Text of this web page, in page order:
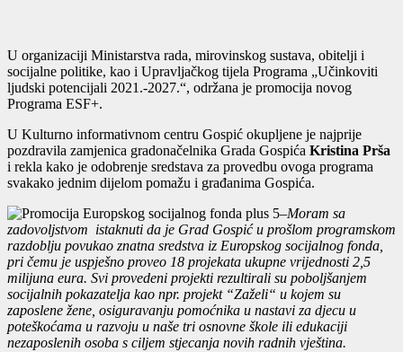
U organizaciji Ministarstva rada, mirovinskog sustava, obitelji i
socijalne politike, kao i Upravljačkog tijela Programa „Učinkoviti
ljudski potencijali 2021.-2027.“, održana je promocija novog
Programa ESF+.
U Kulturno informativnom centru Gospić okupljene je najprije
pozdravila zamjenica gradonačelnika Grada Gospića Kristina Prša
i rekla kako je odobrenje sredstava za provedbu ovoga programa
svakako jednim dijelom pomažu i građanima Gospića.
–Moram sa
zadovoljstvom istaknuti da je Grad Gospić u prošlom programskom
razdoblju povukao znatna sredstva iz Europskog socijalnog fonda,
pri čemu je uspješno proveo 18 projekata ukupne vrijednosti 2,5
milijuna eura. Svi provedeni projekti rezultirali su poboljšanjem
socijalnih pokazatelja kao npr. projekt “Zaželi“ u kojem su
zaposlene žene, osiguravanju pomoćnika u nastavi za djecu u
poteškoćama u razvoju u naše tri osnovne škole ili edukaciji
nezaposlenih osoba s ciljem stjecanja novih radnih vještina.